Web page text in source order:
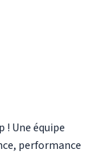
! Une équipe
performance